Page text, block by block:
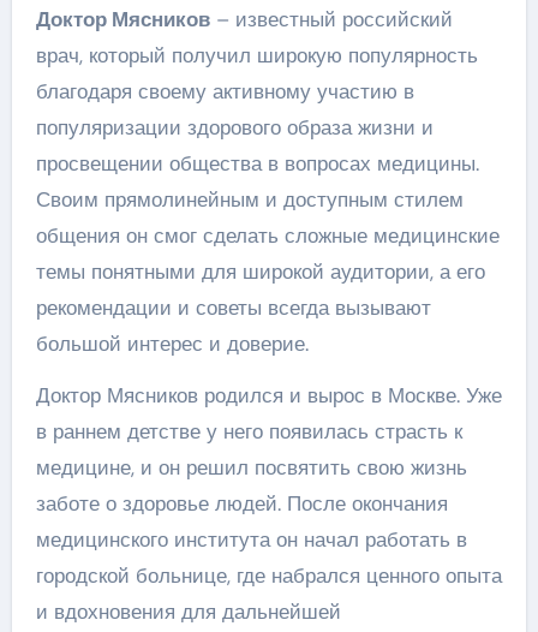
Доктор Мясников– известный российский
врач, который получил широкую популярность
благодаря своему активному участию в
популяризации здорового образа жизни и
просвещении общества в вопросах медицины.
Своим прямолинейным и доступным стилем
общения он смог сделать сложные медицинские
темы понятными для широкой аудитории, а его
рекомендации и советы всегда вызывают
большой интерес и доверие.
Доктор Мясников родился и вырос в Москве. Уже
в раннем детстве у него появилась страсть к
медицине, и он решил посвятить свою жизнь
заботе о здоровье людей. После окончания
медицинского института он начал работать в
городской больнице, где набрался ценного опыта
и вдохновения для дальнейшей